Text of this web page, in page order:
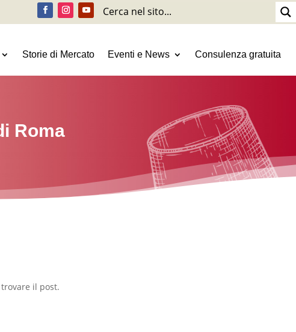
Storie di Mercato Eventi e News Consulenza gratuita
Roma
il post.